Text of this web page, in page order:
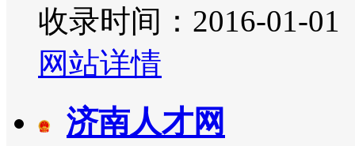
收录时间：2016-01-01
网站详情
济南人才网